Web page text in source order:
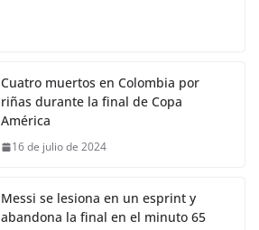
Cuatro muertos en Colombia por
riñas durante la final de Copa
América
16 de julio de 2024
Messi se lesiona en un esprint y
abandona la final en el minuto 65